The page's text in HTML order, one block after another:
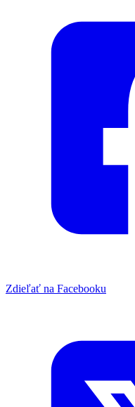
Zdieľať na Facebooku